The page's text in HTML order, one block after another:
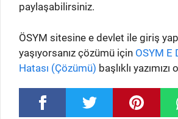
paylaşabilirsiniz.
ÖSYM sitesine e devlet ile giriş
yaşıyorsanız çözümü için OSYM E
Hatası (Çözümü) başlıklı